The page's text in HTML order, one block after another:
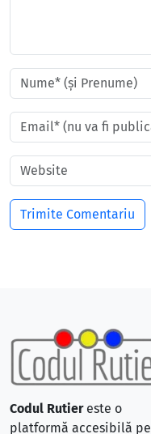
Codul Rutiereste o
platformă accesibilă pe